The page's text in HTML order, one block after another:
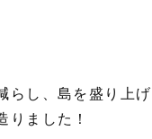
らし、島を盛り上
りました！